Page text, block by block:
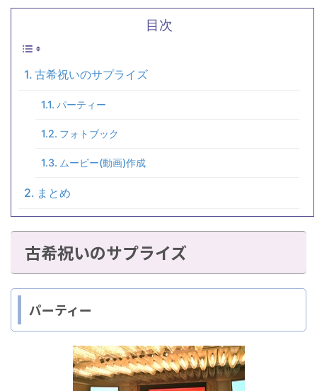
目次
古希祝いのサプライズ
パーティー
フォトブック
ムービー(動画)作成
まとめ
古希祝いのサプライズ
パーティー